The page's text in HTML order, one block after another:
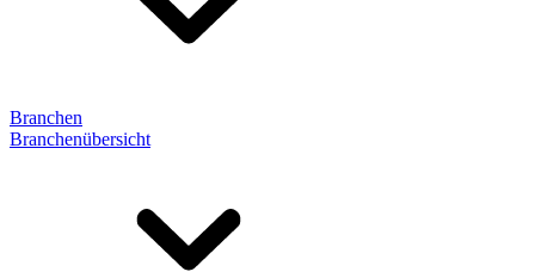
Branchen
Branchenübersicht